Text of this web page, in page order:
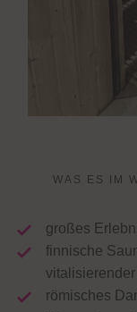
WAS ES IM
großes
finnische
römisches